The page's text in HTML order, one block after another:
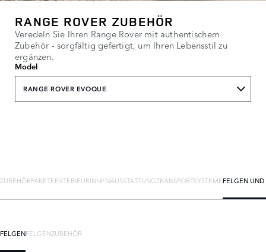
RANGE ROVER ZUBEHÖR
Veredeln Sie Ihren Range Rover mit authentischem
Zubehör - sorgfältig gefertigt, um Ihren Lebensstil zu
ergänzen.
Model
RANGE ROVER EVOQUE
ZUBEHÖRPAKETEEXTERIEURINNENAUSSTATTUNGTRANSPORTSYSTEMEFELGEN
FELGENFELGENZUBEHÖR